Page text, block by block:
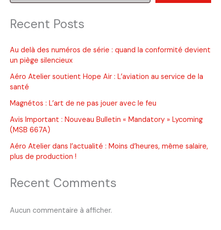
pour
sécurité
l’économie
Recent Posts
Au delà des numéros de série : quand la conformité devient
un piège silencieux
Aéro Atelier soutient Hope Air : L’aviation au service de la
santé
Magnétos : L’art de ne pas jouer avec le feu
Avis Important : Nouveau Bulletin « Mandatory » Lycoming
(MSB 667A)
Aéro Atelier dans l’actualité : Moins d’heures, même salaire,
plus de production !
Recent Comments
Aucun commentaire à afficher.